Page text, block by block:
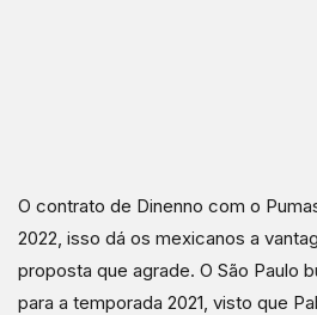
O contrato de Dinenno com o
2022, isso dá os mexicanos a
proposta que agrade. O São Paulo
para a temporada 2021, visto que